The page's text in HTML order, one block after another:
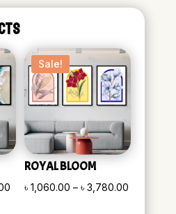
Price
Sale!
ROYAL BLOOM
৳1,060.00 – ৳3,780.00